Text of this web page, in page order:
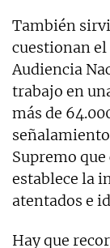
También
cuestionan
Audiencia
trabajo en
más de
Supremo
establece la
atentados e
Hay que